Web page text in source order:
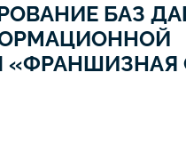
БАЗ